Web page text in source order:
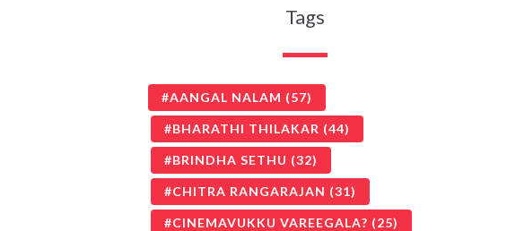
Tags
AANGAL NALAM (57)
BHARATHI THILAKAR (44)
BRINDHA SETHU (32)
CHITRA RANGARAJAN (31)
CINEMAVUKKU VAREEGALA? (25)